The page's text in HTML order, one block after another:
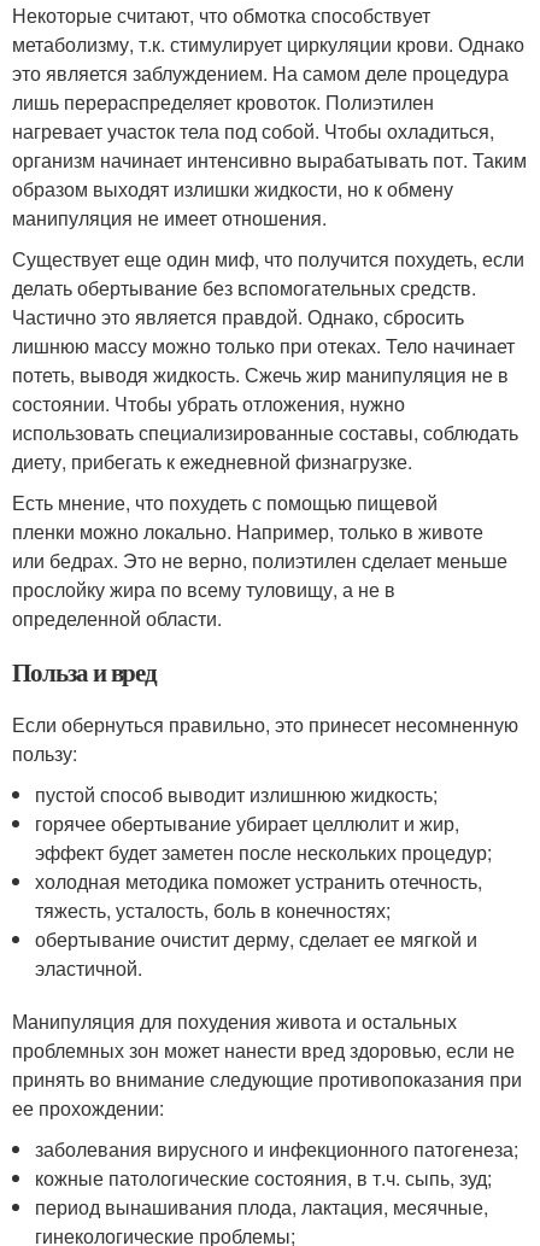
Некоторые считают, что обмотка способствует
метаболизму, т.к. стимулирует циркуляции крови. Однако
это является заблуждением. На самом деле процедура
лишь перераспределяет кровоток. Полиэтилен
нагревает участок тела под собой. Чтобы охладиться,
организм начинает интенсивно вырабатывать пот. Таким
образом выходят излишки жидкости, но к обмену
манипуляция не имеет отношения.
Существует еще один миф, что получится похудеть, если
делать обертывание без вспомогательных средств.
Частично это является правдой. Однако, сбросить
лишнюю массу можно только при отеках. Тело начинает
потеть, выводя жидкость. Сжечь жир манипуляция не в
состоянии. Чтобы убрать отложения, нужно
использовать специализированные составы, соблюдать
диету, прибегать к ежедневной физнагрузке.
Есть мнение, что похудеть с помощью пищевой
пленки можно локально. Например, только в животе
или бедрах. Это не верно, полиэтилен сделает меньше
прослойку жира по всему туловищу, а не в
определенной области.
Польза и вред
Если обернуться правильно, это принесет несомненную
пользу:
пустой способ выводит излишнюю жидкость;
горячее обертывание убирает целлюлит и жир,
эффект будет заметен после нескольких процедур;
холодная методика поможет устранить отечность,
тяжесть, усталость, боль в конечностях;
обертывание очистит дерму, сделает ее мягкой и
эластичной.
Манипуляция для похудения живота и остальных
проблемных зон может нанести вред здоровью, если не
принять во внимание следующие противопоказания при
ее прохождении:
заболевания вирусного и инфекционного патогенеза;
кожные патологические состояния, в т.ч. сыпь, зуд;
период вынашивания плода, лактация, месячные,
гинекологические проблемы;